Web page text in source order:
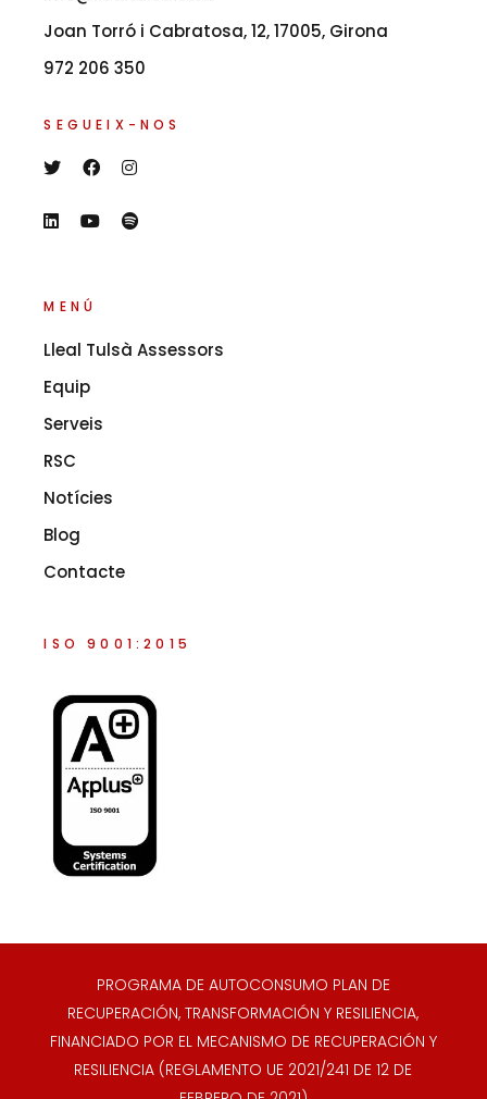
Joan Torró i Cabratosa, 12, 17005, Girona
972 206 350
SEGUEIX-NOS
MENÚ
Lleal Tulsà Assessors
Equip
Serveis
RSC
Notícies
Blog
Contacte
ISO 9001:2015
PROGRAMA DE AUTOCONSUMO PLAN DE
RECUPERACIÓN, TRANSFORMACIÓN Y RESILIENCIA,
FINANCIADO POR EL MECANISMO DE RECUPERACIÓN Y
RESILIENCIA (REGLAMENTO UE 2021/241 DE 12 DE